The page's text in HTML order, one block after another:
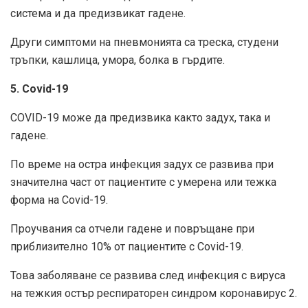
система и да предизвикат гадене.
Други симптоми на пневмонията са треска, студени
тръпки, кашлица, умора, болка в гърдите.
5. Covid-19
COVID-19 може да предизвика както задух, така и
гадене.
По време на остра инфекция задух се развива при
значителна част от пациентите с умерена или тежка
форма на Covid-19.
Проучвания са отчели гадене и повръщане при
приблизително 10% от пациентите с Covid-19.
Това заболяване се развива след инфекция с вируса
на тежкия остър респираторен синдром коронавирус 2.